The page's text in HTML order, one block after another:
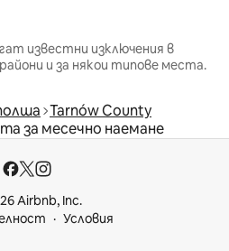
известни изключения в
и за някои типове места.
Tarnów County
за месечно наемане
Airbnb, Inc.
Условия